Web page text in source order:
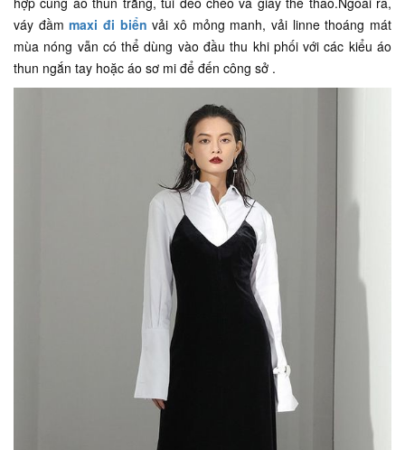
váy đầmmaxi đi biển vải xô mỏng manh, vải linne thoáng mát
mùa nóng vẫn có thể dùng vào đầu thu khi phối với các kiểu áo
thun ngắn tay hoặc áo sơ mi để đến công sở .